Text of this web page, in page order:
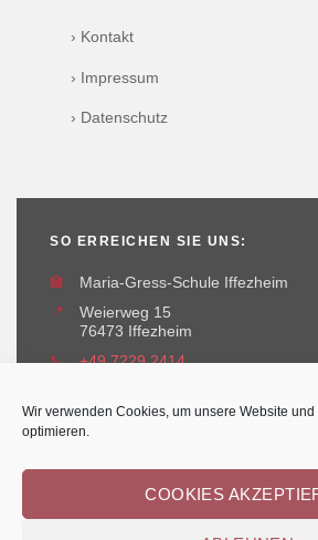
Wir verwenden Cookies, um unsere Website
optimieren.
COOKIES
› Kontakt
› Impressum
› Datenschutz
SO ERREICHEN SIE UNS:
🏫
Maria-Gress-Schule Iffezheim
📍
Weierweg 15
76473 Iffezheim
📞
+49 7229 2414